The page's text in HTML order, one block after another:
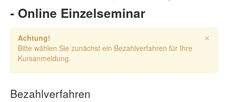
- Online Einzelseminar
×
Achtung!
Bitte wählen Sie zunächst ein Bezahlverfahren für Ihre
Kursanmeldung.
Bezahlverfahren